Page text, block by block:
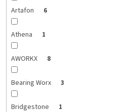
Artafon 6
Athena 1
AWORKX 8
Bearing Worx 3
Bridgestone 1